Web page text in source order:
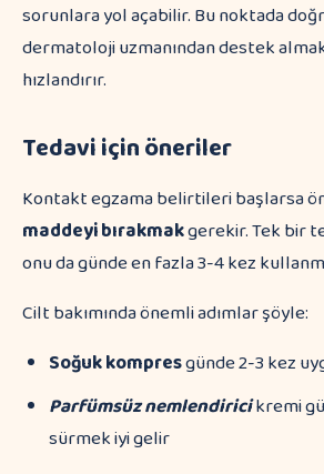
sorunlara yol açabilir. Bu noktada
dermatoloji uzmanından destek
hızlandırır.
Tedavi için öneriler
Kontakt egzama belirtileri başlarsa
maddeyi bırakmakgerekir. Tek bir
onu da günde en fazla 3-4 kez
Cilt bakımında önemli adımlar şöyle:
Soğuk kompresgünde 2-3 kez
Parfümsüz nemlendiricikremi
sürmek iyi gelir